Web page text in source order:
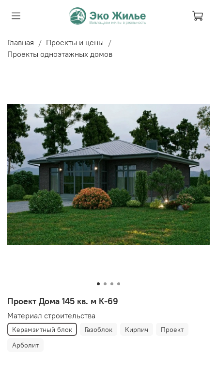
Главная
Проекты и цены
Проекты одноэтажных домов
Проект Дома 145 кв. м К-69
Материал строительства
Керамзитный блок Газоблок Кирпич
Проект
Арболит